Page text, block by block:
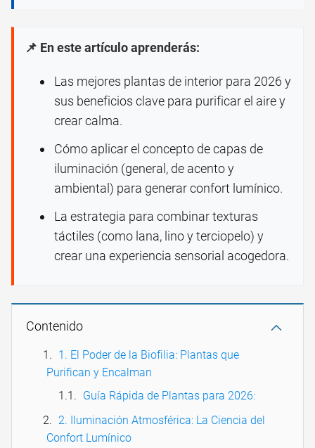
📌 En este artículo aprenderás:
Las mejores plantas de interior para 2026 y
sus beneficios clave para purificar el aire y
crear calma.
Cómo aplicar el concepto de capas de
iluminación (general, de acento y
ambiental) para generar confort lumínico.
La estrategia para combinar texturas
táctiles (como lana, lino y terciopelo) y
crear una experiencia sensorial acogedora.
Contenido
1. El Poder de la Biofilia: Plantas que
Purifican y Encalman
Guía Rápida de Plantas para 2026:
2. Iluminación Atmosférica: La Ciencia del
Confort Lumínico